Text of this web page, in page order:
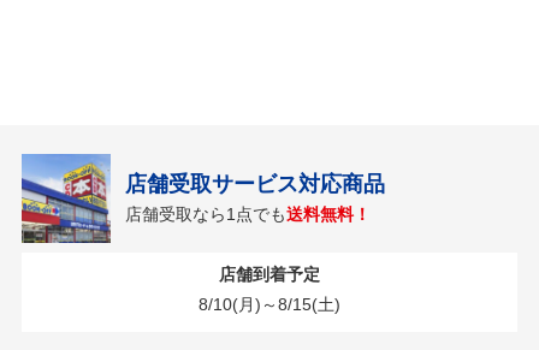
店舗受取サービス対応商品
店舗受取なら1点でも送料無料！
店舗到着予定
8/10(月)～8/15(土)